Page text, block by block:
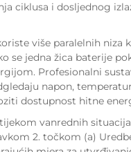
ciklusa i dosljednog
više paralelnih niza
se jedna žica baterije
Profesionalni
napon,
dostupnost hitne
vanrednih
2. točkom (a)